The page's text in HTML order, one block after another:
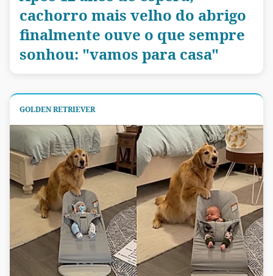
cachorro mais velho do abrigo
finalmente ouve o que sempre
sonhou: "vamos para casa"
GOLDEN RETRIEVER